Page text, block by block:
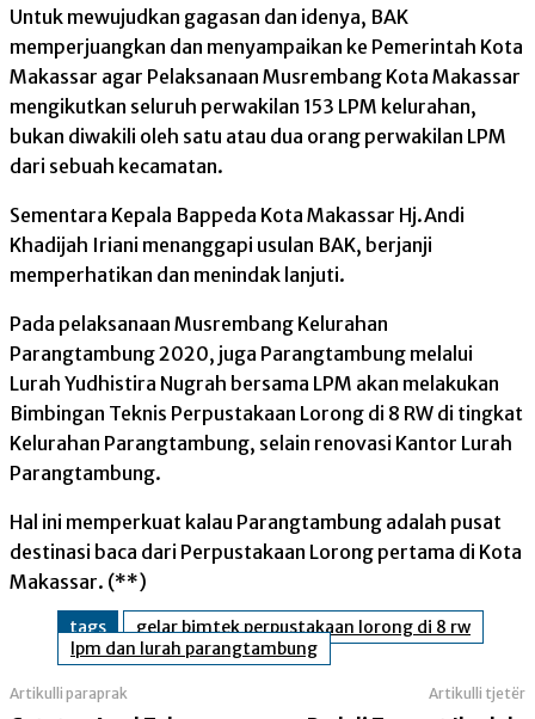
Untuk mewujudkan gagasan dan idenya, BAK
memperjuangkan dan menyampaikan ke Pemerintah Kota
Makassar agar Pelaksanaan Musrembang Kota Makassar
mengikutkan seluruh perwakilan 153 LPM kelurahan,
bukan diwakili oleh satu atau dua orang perwakilan LPM
dari sebuah kecamatan.
Sementara Kepala Bappeda Kota Makassar Hj.Andi
Khadijah Iriani menanggapi usulan BAK, berjanji
memperhatikan dan menindak lanjuti.
Pada pelaksanaan Musrembang Kelurahan
Parangtambung 2020, juga Parangtambung melalui
Lurah Yudhistira Nugrah bersama LPM akan melakukan
Bimbingan Teknis Perpustakaan Lorong di 8 RW di tingkat
Kelurahan Parangtambung, selain renovasi Kantor Lurah
Parangtambung.
Hal ini memperkuat kalau Parangtambung adalah pusat
destinasi baca dari Perpustakaan Lorong pertama di Kota
Makassar. (**)
tags
gelar bimtek perpustakaan lorong di 8 rw
lpm dan lurah parangtambung
Artikulli paraprak Artikulli tjetër